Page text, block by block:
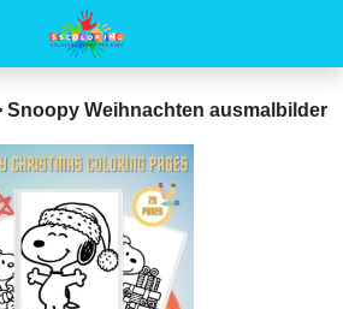
Snoopy Weihnachten ausmalbilder